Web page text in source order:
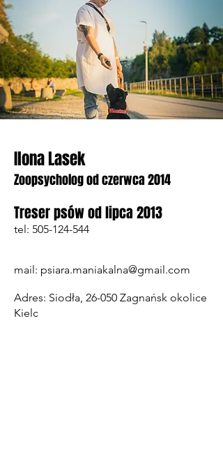
Ilona Lasek
Zoopsycholog od czerwca 2014
Treser psów od lipca 2013
tel: 505-124-544
mail: psiara.maniakalna@gmail.com
Adres: Siodła, 26-050 Zagnańsk okolice
Kielc